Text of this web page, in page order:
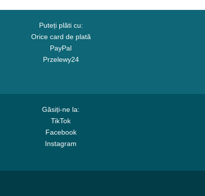
Puteți plăti cu:
Orice card de plată
PayPal
Przelewy24
Găsiți-ne la:
TikTok
Facebook
Instagram